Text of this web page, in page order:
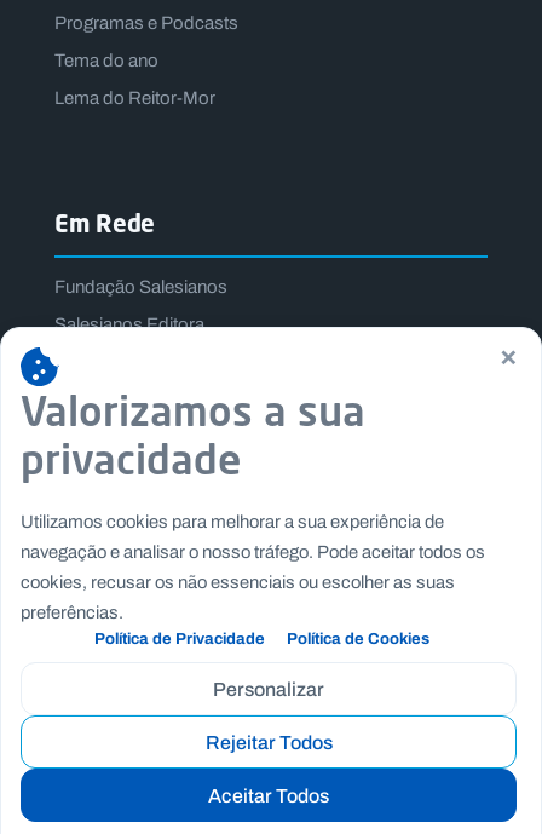
Programas e Podcasts
Tema do ano
Lema do Reitor-Mor
Em Rede
Fundação Salesianos
Salesianos Editora
Família Salesiana
Missão Dom Bosco
Jogos Nacionais Salesianos
Copyright © Fundação Salesianos
Politica de Cookies |Termos e Condições
×
Valorizamos a sua
privacidade
Utilizamos cookies para melhorar a sua experiência de
navegação e analisar o nosso tráfego. Pode aceitar todos os
cookies, recusar os não essenciais ou escolher as suas
preferências.
Política de Privacidade Política de Cookies
Personalizar
Rejeitar Todos
Aceitar Todos